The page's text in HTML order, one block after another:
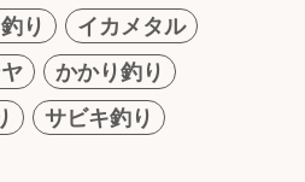
り
イカメタル
かかり釣り
サビキ釣り